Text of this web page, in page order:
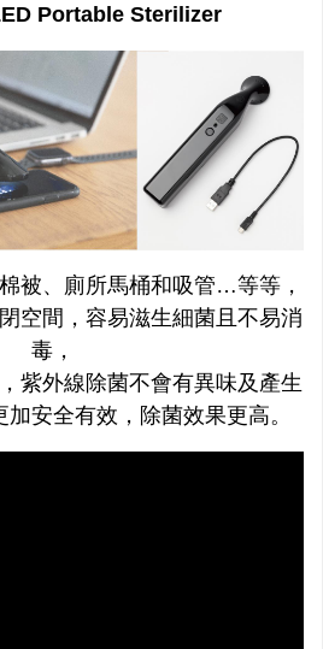
Portable Sterilizer
被、廁所馬桶和吸管…等等，
空間，容易滋生細菌且不易消
毒，
紫外線除菌不會有異味及產生
安全有效，除菌效果更高。